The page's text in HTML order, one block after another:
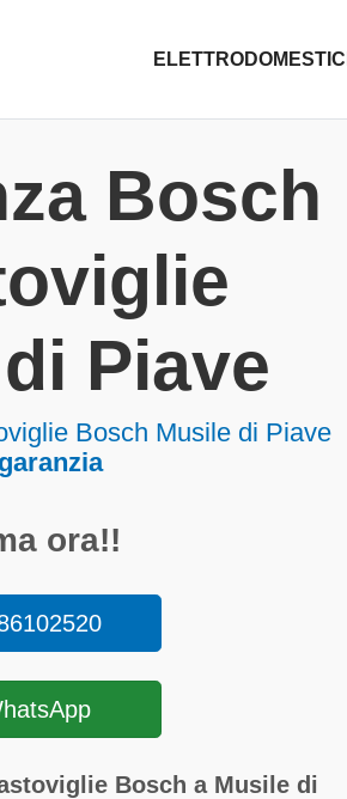
ELETTRODOMESTICI
Bosch
Piave
Bosch Musile di Piave
ora!!
Bosch a Musile di